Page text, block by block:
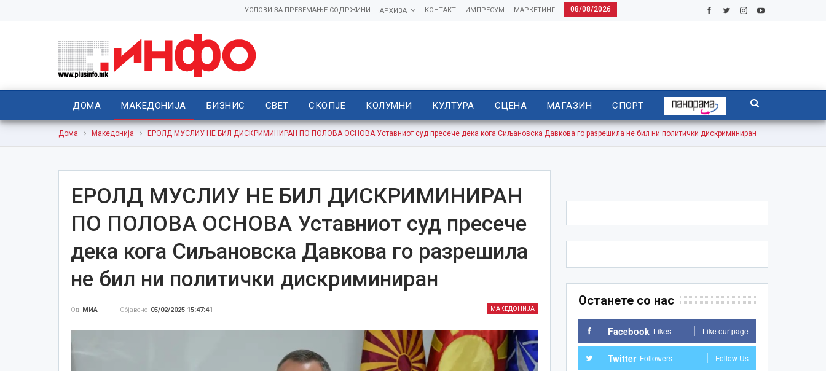
08/08/2026
МАРКЕТИНГ
ИМПРЕСУМ
КОНТАКТ
АРХИВА
УСЛОВИ ЗА ПРЕЗЕМАЊЕ СОДРЖИНИ
ДОМА МАКЕДОНИЈА БИЗНИС СВЕТ СКОПЈЕ КОЛУМНИ КУЛТУРА СЦЕНА МАГАЗИН СПОРТ
Дома Македонија ЕРОЛД МУСЛИУ НЕ БИЛ ДИСКРИМИНИРАН ПО ПОЛОВА ОСНОВА Уставниот суд пресече дека кога Сиљановска Давкова го разрешила не бил ни политички дискриминиран
ЕРОЛД МУСЛИУ НЕ БИЛ ДИСКРИМИНИРАН
ПО ПОЛОВА ОСНОВА Уставниот суд пресече
дека кога Сиљановска Давкова го разрешила
не бил ни политички дискриминиран
МАКЕДОНИЈА
Од МИА Објавено 05/02/2025 15:47:41
Останете со нас
Facebook Likes Like our page
Twitter Followers Follow Us